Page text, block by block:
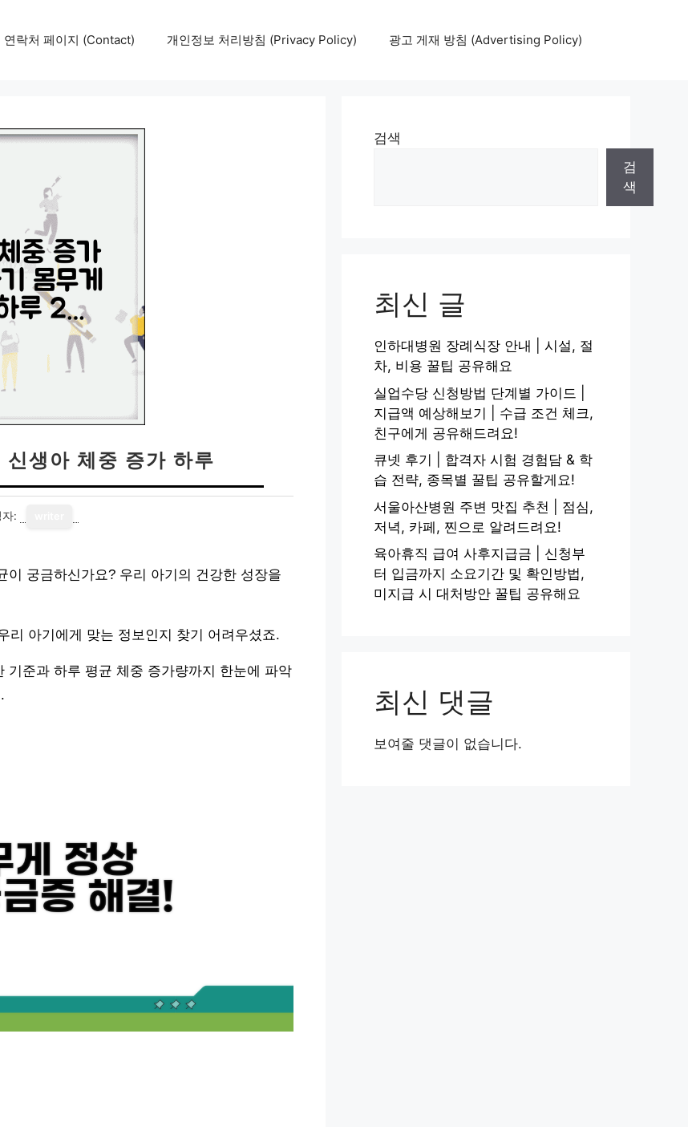
연락처 페이지 (Contact) 개인정보 처리방침 (Privacy Policy) 광고 게재 방침 (Advertising Policy)
생아 체중 증가 하루
자:
궁금하신가요? 우리 아기의 건강한 성장을
리 아기에게 맞는 정보인지 찾기 어려우셨죠.
준과 하루 평균 체중 증가량까지 한눈에 파악
검색
검
색
최신 글
인하대병원 장례식장 안내 | 시설, 절
차, 비용 꿀팁 공유해요
실업수당 신청방법 단계별 가이드 |
지급액 예상해보기 | 수급 조건 체크,
친구에게 공유해드려요!
큐넷 후기 | 합격자 시험 경험담 & 학
습 전략, 종목별 꿀팁 공유할게요!
서울아산병원 주변 맛집 추천 | 점심,
저녁, 카페, 찐으로 알려드려요!
육아휴직 급여 사후지급금 | 신청부
터 입금까지 소요기간 및 확인방법,
미지급 시 대처방안 꿀팁 공유해요
최신 댓글
보여줄 댓글이 없습니다.